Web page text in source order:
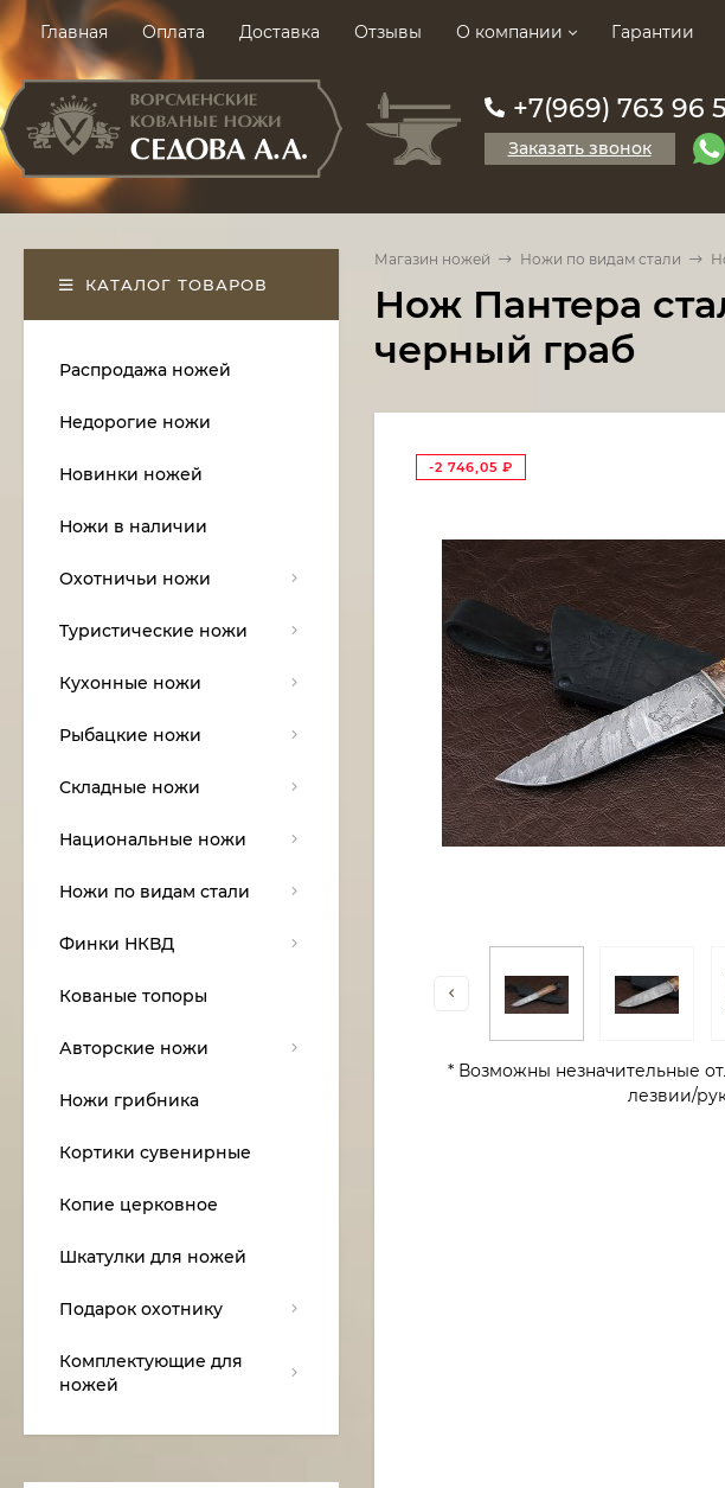
Главная Оплата Доставка Отзывы О компании Гарантии
+7(969) 763 96
Заказать звонок
Магазин ножей Ножи по видам стали
Нож Пантера
черный граб
-2 746,05 ₽
* Возможны незначительные
лезвии/
КАТАЛОГ ТОВАРОВ
Распродажа ножей
Недорогие ножи
Новинки ножей
Ножи в наличии
Охотничьи ножи
Туристические ножи
Кухонные ножи
Рыбацкие ножи
Складные ножи
Национальные ножи
Ножи по видам стали
Финки НКВД
Кованые топоры
Авторские ножи
Ножи грибника
Кортики сувенирные
Копие церковное
Шкатулки для ножей
Подарок охотнику
Комплектующие для
ножей